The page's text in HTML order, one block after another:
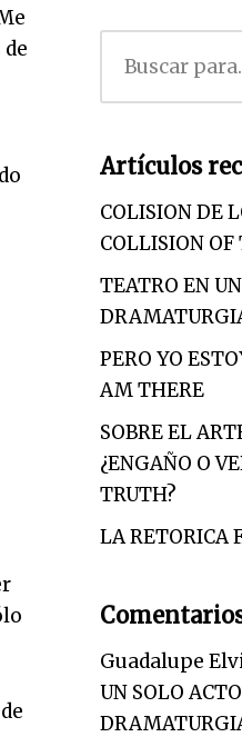
Artículos
COLISION DE
COLLISION
TEATRO EN
PERO YO
AM THERE
SOBRE EL
¿ENGAÑO O
TRUTH?
LA RETORICA
Guadalupe
UN SOLO